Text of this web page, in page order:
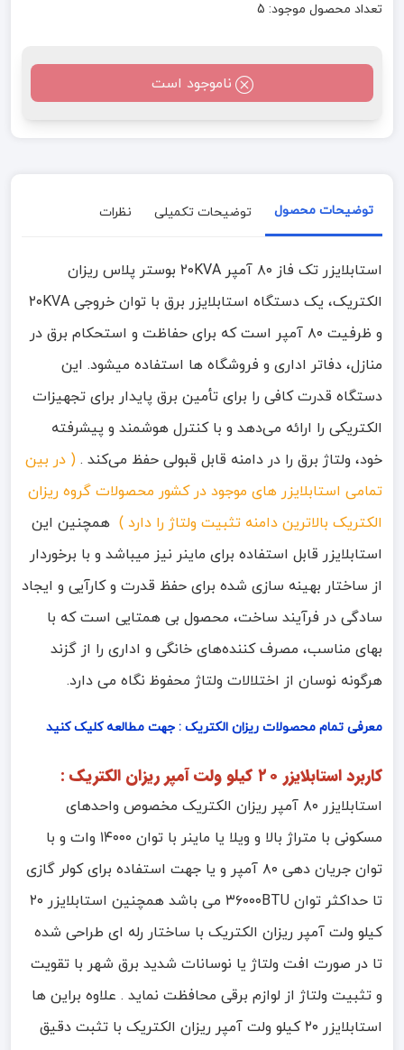
تعداد محصول موجود: 5
ناموجود است
توضیحات محصول توضیحات تکمیلی نظرات
استابلایزر تک فاز ۸۰ آمپر ۲۰KVA بوستر پلاس ریزان
الکتریک، یک دستگاه استابلایزر برق با توان خروجی ۲۰KVA
و ظرفیت ۸۰ آمپر است که برای حفاظت و استحکام برق در
منازل، دفاتر اداری و فروشگاه ها استفاده میشود. این
دستگاه قدرت کافی را برای تأمین برق پایدار برای تجهیزات
الکتریکی را ارائه می‌دهد و با کنترل هوشمند و پیشرفته
خود، ولتاژ برق را در دامنه قابل قبولی حفظ می‌کند . ( در بین
تمامی استابلایزر های موجود در کشور محصولات گروه ریزان
الکتریک بالاترین دامنه تثبیت ولتاژ را دارد ) همچنین این
استابلایزر قابل استفاده برای ماینر نیز میباشد و با برخوردار
از ساختار بهینه سازی شده برای حفظ قدرت و كارآیی و ایجاد
سادگی در فرآیند ساخت، محصول بی همتایی است كه با
بهای مناسب، مصرف كننده‌های خانگی و اداری را از گزند
هرگونه نوسان از اختلالات ولتاژ محفوظ نگاه می دارد.
معرفی تمام محصولات ریزان الکتریک : جهت مطالعه کلیک کنید
کاربرد استابلایزر ۲۰ کیلو ولت آمپر ریزان الکتریک :
استابلایزر ۸۰ آمپر ریزان الکتریک مخصوص واحدهای
مسکونی با متراژ بالا و ویلا یا ماینر با توان ۱۴۰۰۰ وات و با
توان جریان دهی ۸۰ آمپر و یا جهت استفاده برای کولر گازی
تا حداکثر توان ۳۶۰۰۰BTU می باشد همچنین استابلایزر ۲۰
کیلو ولت آمپر ریزان الکتریک با ساختار رله ای طراحی شده
تا در صورت افت ولتاژ یا نوسانات شدید برق شهر با تقویت
و تثبیت ولتاژ از لوازم برقی محافظت نماید . علاوه براین ها
استابلایزر ۲۰ کیلو ولت آمپر ریزان الکتریک با تثبت دقیق